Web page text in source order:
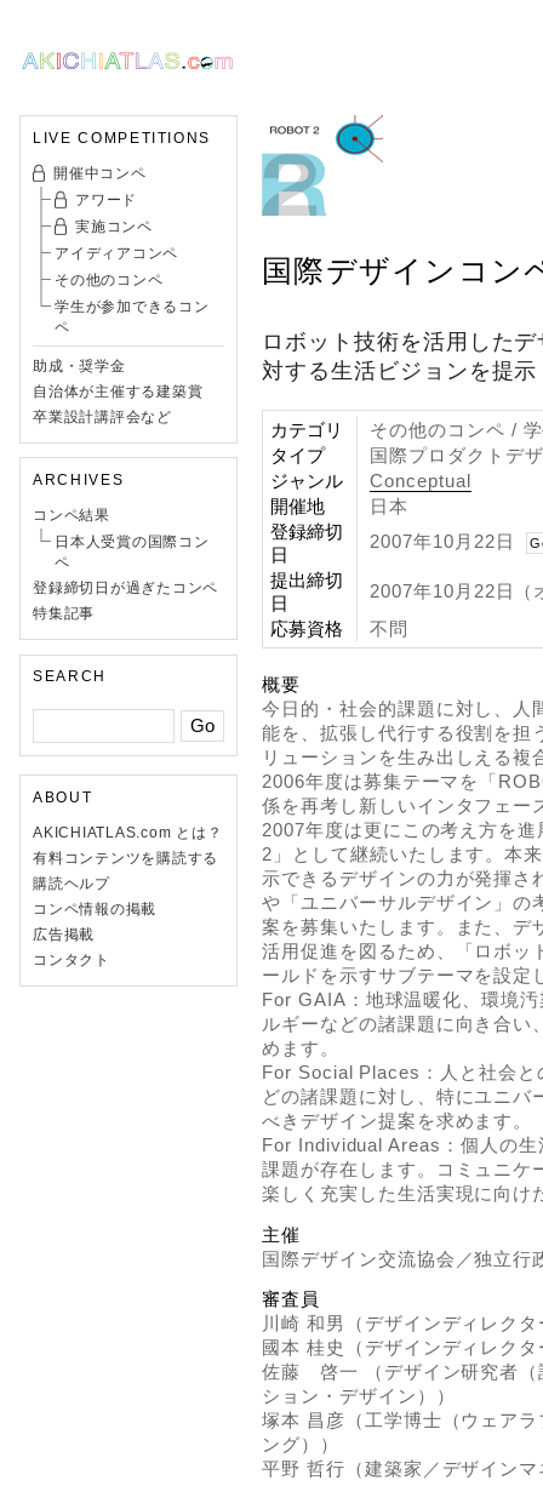
LIVE COMPETITIONS
開催中コンペ
アワード
実施コンペ
アイディアコンペ
その他のコンペ
学生が参加できるコン
ペ
助成・奨学金
自治体が主催する建築賞
卒業設計講評会など
ARCHIVES
コンペ結果
日本人受賞の国際コン
ペ
登録締切日が過ぎたコンペ
特集記事
SEARCH
ABOUT
AKICHIATLAS.com とは？
有料コンテンツを購読する
購読ヘルプ
コンペ情報の掲載
広告掲載
コンタクト
国際デザインコン
ロボット技術を活用した
対する生活ビジョンを提示
カテゴリ
その他のコンペ /
タイプ
国際プロダクトデ
ジャンル
Conceptual
開催地
日本
登録締切
日
2007年10月22日
提出締切
日
2007年10月22日（
応募資格
不問
概要
今日的・社会的課題に対し、人
能を、拡張し代行する役割を担
リューションを生み出しえる
2006年度は募集テーマを「
係を再考し新しいインタフェー
2007年度は更にこの考え方を
2」として継続いたします。本
示できるデザインの力が発揮さ
や「ユニバーサルデザイン」の
案を募集いたします。また、デ
活用促進を図るため、「ロボッ
ールドを示すサブテーマを設定
For GAIA：地球温暖化、環境
ルギーなどの諸課題に向き合
めます。
For Social Places：人と社会と
どの諸課題に対し、特にユニ
べきデザイン提案を求めます。
For Individual Areas：個人の
課題が存在します。コミュニケ
楽しく充実した生活実現に向け
主催
国際デザイン交流協会／独立行
審査員
川崎 和男（デザインディレク
國本 桂史（デザインディレク
佐藤 啓一 （デザイン研究者（
ション・デザイン））
塚本 昌彦（工学博士（ウェア
ング））
平野 哲行（建築家／デザイン